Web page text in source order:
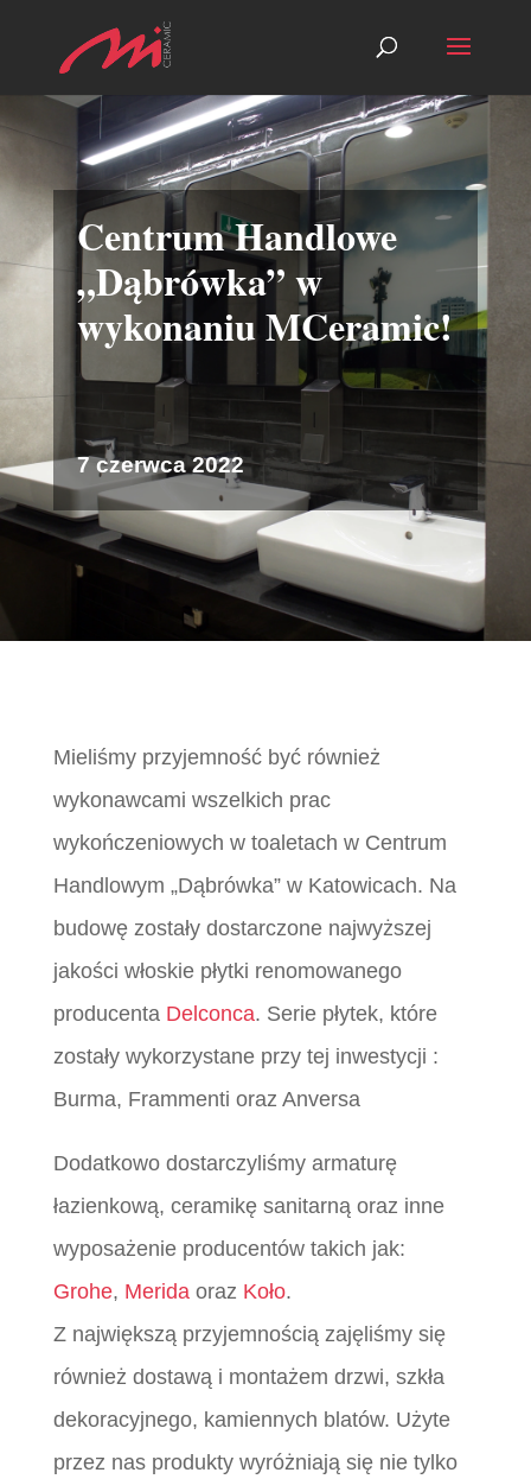
Centrum Handlowe
„Dąbrówka” w
wykonaniu MCeramic!
7 czerwca 2022
Mieliśmy przyjemność być również
wykonawcami wszelkich prac
wykończeniowych w toaletach w Centrum
Handlowym „Dąbrówka” w Katowicach. Na
budowę zostały dostarczone najwyższej
jakości włoskie płytki renomowanego
producenta Delconca. Serie płytek, które
zostały wykorzystane przy tej inwestycji :
Burma, Frammenti oraz Anversa
Dodatkowo dostarczyliśmy armaturę
łazienkową, ceramikę sanitarną oraz inne
wyposażenie producentów takich jak:
Grohe, Meridaoraz Koło.
Z największą przyjemnością zajęliśmy się
również dostawą i montażem drzwi, szkła
dekoracyjnego, kamiennych blatów. Użyte
przez nas produkty wyróżniają się nie tylko